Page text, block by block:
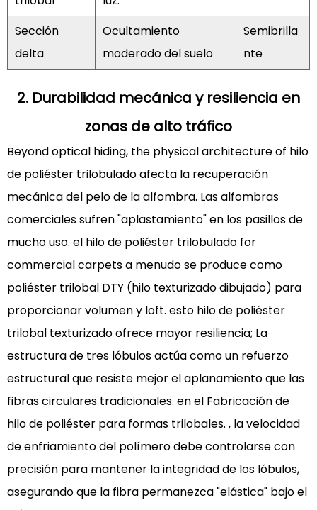
4.1.2
2.
¿Tiene
hilo
poliéster
trilobal
de
alto
brillo
¿Se
desvanece
con
el
tiempo?
3.
es
poliéster
trilobulado
DTY
apto
para
uso
residencial?
4.1.4
Sección
delta
Ocultamiento
moderado del suelo
Semibrilla
nte
2. Durabilidad mecánica y resiliencia en
zonas de alto tráfico
Beyond optical hiding, the physical architecture of hilo
de poliéster trilobuladoafecta la recuperación
mecánica del pelo de la alfombra. Las alfombras
comerciales sufren "aplastamiento" en los pasillos de
mucho uso. el hilo de poliéster trilobulado for
commercial carpetsa menudo se produce como
poliéster trilobal DTY (hilo texturizado dibujado) para
proporcionar volumen y loft. esto hilo de poliéster
trilobal texturizadoofrece mayor resiliencia; La
estructura de tres lóbulos actúa como un refuerzo
estructural que resiste mejor el aplanamiento que las
fibras circulares tradicionales. en el Fabricación de
hilo de poliéster para formas trilobales. , la velocidad
de enfriamiento del polímero debe controlarse con
precisión para mantener la integridad de los lóbulos,
asegurando que la fibra permanezca "elástica" bajo el